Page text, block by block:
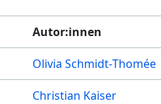
Autor:innen
Olivia Schmidt-Thomée
Christian Kaiser